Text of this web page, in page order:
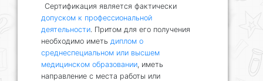
Сертификация является фактически
допуском к профессиональной
деятельности . Притом для его получения
необходимо иметь диплом о
среднеспециальном или высшем
медицинском образовании, иметь
направление с места работы или